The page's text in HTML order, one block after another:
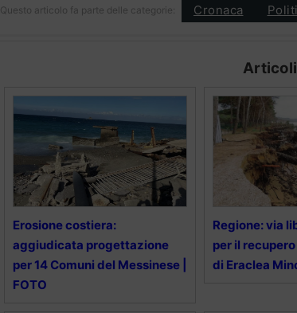
Questo articolo fa parte delle categorie: Cronaca
Erosione costiera:
aggiudicata progettazione
per 14 Comuni del Messinese |
FOTO
Regione: via
per il
di Eraclea